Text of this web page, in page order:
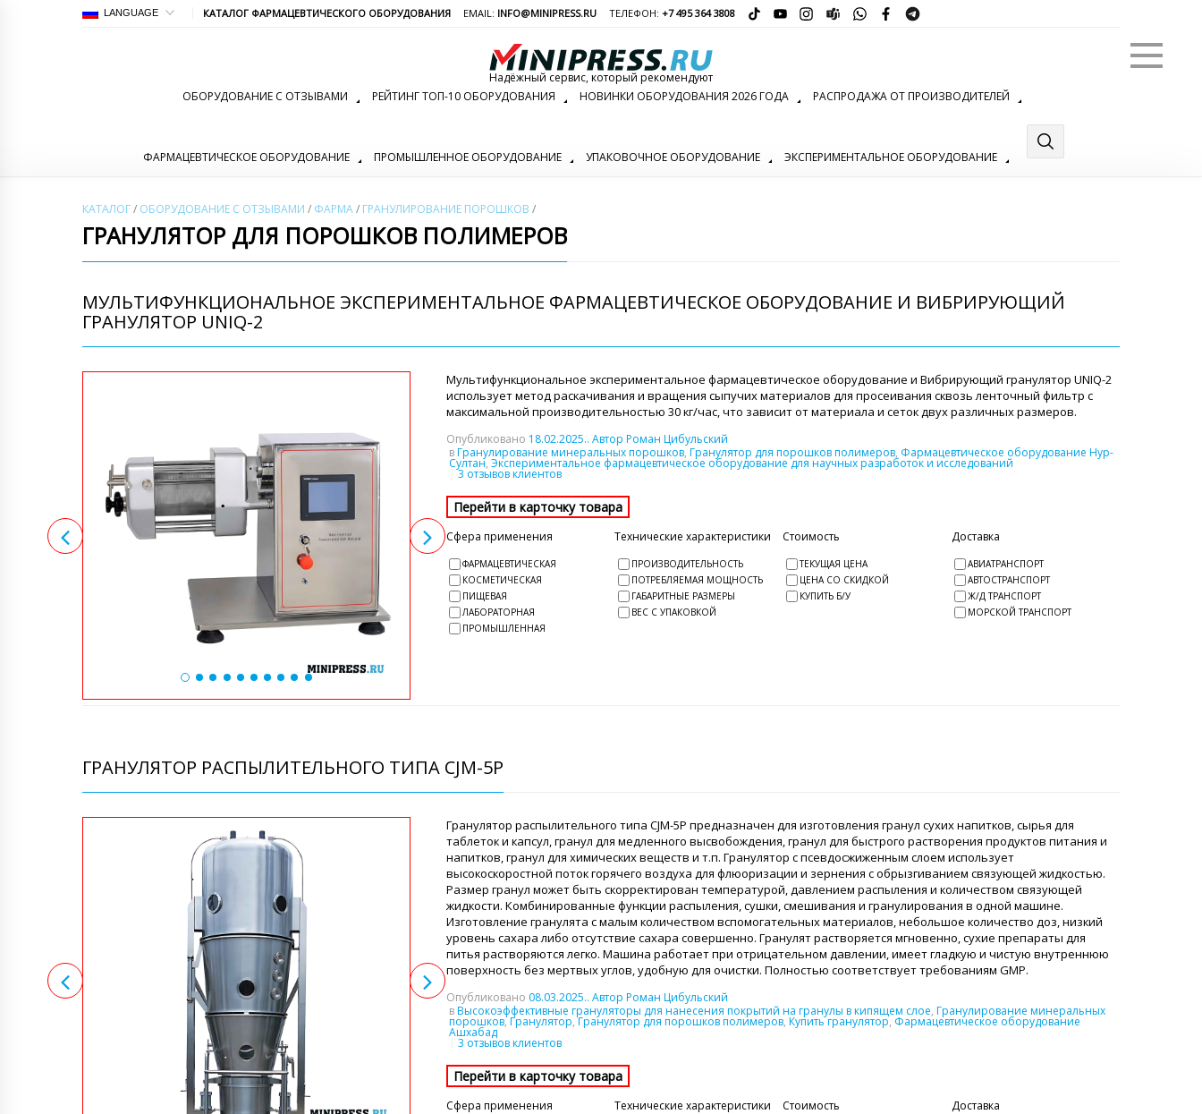
LANGUAGE КАТАЛОГ ФАРМАЦЕВТИЧЕСКОГО ОБОРУДОВАНИЯ EMAIL: INFO@MINIPRESS.RU ТЕЛЕФОН: +7 495 364 3808
Надёжный сервис, который рекомендуют
ОБОРУДОВАНИЕ С ОТЗЫВАМИ
РЕЙТИНГ ТОП-10 ОБОРУДОВАНИЯ НОВИНКИ ОБОРУДОВАНИЯ 2026 ГОДА РАСПРОДАЖА ОТ ПРОИЗВОДИТЕЛЕЙ
ФАРМАЦЕВТИЧЕСКОЕ ОБОРУДОВАНИЕ ПРОМЫШЛЕННОЕ ОБОРУДОВАНИЕ УПАКОВОЧНОЕ ОБОРУДОВАНИЕ ЭКСПЕРИМЕНТАЛЬНОЕ ОБОРУДОВАНИЕ
КАТАЛОГ/ ОБОРУДОВАНИЕ С ОТЗЫВАМИ / ФАРМА/ ГРАНУЛИРОВАНИЕ ПОРОШКОВ /
ГРАНУЛЯТОР ДЛЯ ПОРОШКОВ ПОЛИМЕРОВ
МУЛЬТИФУНКЦИОНАЛЬНОЕ ЭКСПЕРИМЕНТАЛЬНОЕ ФАРМАЦЕВТИЧЕСКОЕ ОБОРУДОВАНИЕ И ВИБРИРУЮЩИЙ
ГРАНУЛЯТОР UNIQ-2
Мультифункциональное экспериментальное фармацевтическое оборудование и Вибрирующий гранулятор UNIQ-2
использует метод раскачивания и вращения сыпучих материалов для просеивания сквозь ленточный фильтр с
максимальной производительностью 30 кг/час, что зависит от материала и сеток двух различных размеров.
Опубликовано 18.02.2025.. Автор Роман Цибульский
вГранулирование минеральных порошков, Гранулятор для порошков полимеров, Фармацевтическое оборудование Нур-
Султан, Экспериментальное фармацевтическое оборудование для научных разработок и исследований
3 отзывов клиентов
Сфера применения
ФАРМАЦЕВТИЧЕСКАЯ
КОСМЕТИЧЕСКАЯ
ПИЩЕВАЯ
ЛАБОРАТОРНАЯ
ПРОМЫШЛЕННАЯ
Технические характеристики
ПРОИЗВОДИТЕЛЬНОСТЬ
ПОТРЕБЛЯЕМАЯ МОЩНОСТЬ
ГАБАРИТНЫЕ РАЗМЕРЫ
ВЕС С УПАКОВКОЙ
Стоимость
ТЕКУЩАЯ ЦЕНА
ЦЕНА СО СКИДКОЙ
КУПИТЬ Б/У
Доставка
АВИАТРАНСПОРТ
АВТОСТРАНСПОРТ
Ж/Д ТРАНСПОРТ
МОРСКОЙ ТРАНСПОРТ
ГРАНУЛЯТОР РАСПЫЛИТЕЛЬНОГО ТИПА CJM-5P
Гранулятор распылительного типа CJM-5P предназначен для изготовления гранул сухих напитков, сырья для
таблеток и капсул, гранул для медленного высвобождения, гранул для быстрого растворения продуктов питания и
напитков, гранул для химических веществ и т.п. Гранулятор с псевдосжиженным слоем использует
высокоскоростной поток горячего воздуха для флюоризации и зернения с обрызгиванием связующей жидкостью.
Размер гранул может быть скорректирован температурой, давлением распыления и количеством связующей
жидкости. Комбинированные функции распыления, сушки, смешивания и гранулирования в одной машине.
Изготовление гранулята с малым количеством вспомогательных материалов, небольшое количество доз, низкий
уровень сахара либо отсутствие сахара совершенно. Гранулят растворяется мгновенно, сухие препараты для
питья растворяются легко. Машина работает при отрицательном давлении, имеет гладкую и чистую внутреннюю
поверхность без мертвых углов, удобную для очистки. Полностью соответствует требованиям GMP.
Опубликовано 08.03.2025.. Автор Роман Цибульский
вВысокоэффективные грануляторы для нанесения покрытий на гранулы в кипящем слое, Гранулирование минеральных
порошков,Гранулятор,Гранулятор для порошков полимеров, Купить гранулятор, Фармацевтическое оборудование
Ашхабад
3 отзывов клиентов
Сфера применения Технические характеристики Стоимость Доставка